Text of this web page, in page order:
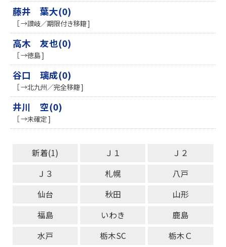
藤井 葉大(0)
［ →讃岐／期限付き移籍 ]
高木 友也(0)
［ →徳島 ]
谷口 璃成(0)
［ →北九州／完全移籍 ]
井川 空(0)
［ →未確定 ]
新着(1) Ｊ１
Ｊ２
Ｊ３
札幌
八戸
仙台
秋田
山形
福島
いわき
鹿島
水戸
栃木SC
栃木Ｃ